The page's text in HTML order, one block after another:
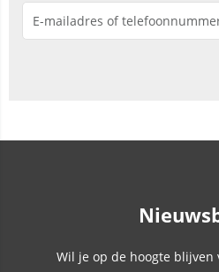
Wil je op de hoogte blijven